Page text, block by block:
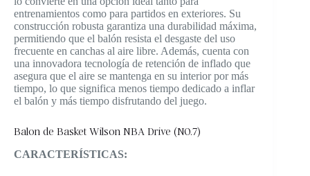
entrenamientos como para partidos en exteriores. Su
construcción robusta garantiza una durabilidad máxima,
permitiendo que el balón resista el desgaste del uso
frecuente en canchas al aire libre. Además, cuenta con
una innovadora tecnología de retención de inflado que
asegura que el aire se mantenga en su interior por más
tiempo, lo que significa menos tiempo dedicado a inflar
el balón y más tiempo disfrutando del juego.
Balon de Basket Wilson NBA Drive (NO.7)
CARACTERÍSTICAS: